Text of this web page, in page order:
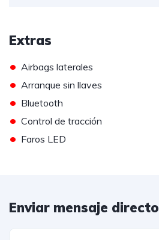
Extras
• Airbags laterales
• Arranque sin llaves
• Bluetooth
• Control de tracción
• Faros LED
Enviar mensaje directo